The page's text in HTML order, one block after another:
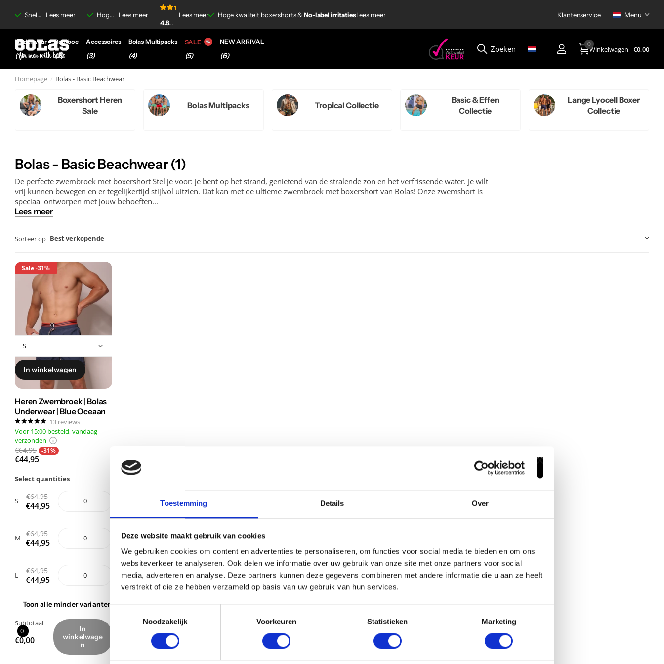
Toestemming Details Over
Deze website maakt gebruik van cookies
We gebruiken cookies om content en advertenties te personaliseren, om functies voor social media te bieden en om ons
websiteverkeer te analyseren. Ook delen we informatie over uw gebruik van onze site met onze partners voor social
media, adverteren en analyse. Deze partners kunnen deze gegevens combineren met andere informatie die u aan ze heeft
verstrekt of die ze hebben verzameld op basis van uw gebruik van hun services.
Toestemmingsselectie
Noodzakelijk
Voorkeuren Statistieken Marketing
Snelle levering & Gratis verzendingvanaf €35,-
Lees meerGratis verzending
Hoge kwaliteit boxershorts & No-label irritaties
Lees meer
No-label irritaties
4.8/5
Lees meer
€35,-Lees meer Hoge kwaliteit boxershorts &No-label irritatiesLees meer
No-label irritaties
4.8/5op basis van920+
4.8/5 920+
Klantenservice Menu
Underwear
(1)
Bamboe
(2)
Accessoires
(3)
Bolas Multipacks
(4)
SALE
(5)
NEW ARRIVAL
(6)
Zoeken Winkelwagen
0
€0,00
Homepage Bolas - Basic Beachwear
Boxershort Heren
Sale
Bolas Multipacks Tropical Collectie
Basic & Effen
Collectie
Lange Lyocell Boxer
Collectie
Bolas - Basic Beachwear (1)
De perfecte zwembroek met boxershort Stel je voor: je bent op het strand, genietend van de stralende zon en het verfrissende water. Je wilt
vrij kunnen bewegen en er tegelijkertijd stijlvol uitzien. Dat kan met de ultieme zwembroek met boxershort van Bolas! Onze zwemshort is
speciaal ontworpen met jouw behoeften...
Lees meer
Sorteer op Best verkopende
Sale-31%
In winkelwagen
Heren Zwembroek | Bolas
Underwear | Blue Oceaan
13 reviews
Voor 15:00 besteld, vandaag
verzonden
€64,95 -31%
€44,95
Select quantities
S €64,95
€44,95
M €64,95
€44,95
L €64,95
€44,95
Toonalle mindervarianten
Subtotaal
0
€0,00
In
winkelwage
n